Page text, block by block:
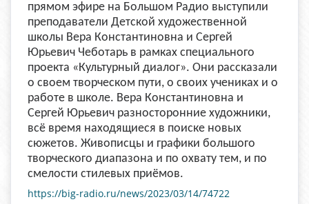
прямом эфире на Большом Радио выступили
преподаватели Детской художественной
школы Вера Константиновна и Сергей
Юрьевич Чеботарь в рамках специального
проекта «Культурный диалог». Они рассказали
о своем творческом пути, о своих учениках и о
работе в школе. Вера Константиновна и
Сергей Юрьевич разносторонние художники,
всё время находящиеся в поиске новых
сюжетов. Живописцы и графики большого
творческого диапазона и по охвату тем, и по
смелости стилевых приёмов.
https://big-radio.ru/news/2023/03/14/74722